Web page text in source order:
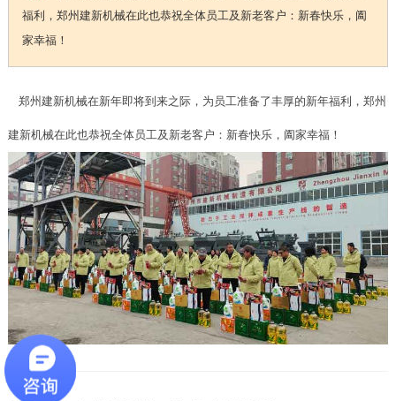
福利，郑州建新机械在此也恭祝全体员工及新老客户：新春快乐，阖
家幸福！
郑州建新机械在新年即将到来之际，为员工准备了丰厚的新年福利，郑州
建新机械在此也恭祝全体员工及新老客户：新春快乐，阖家幸福！